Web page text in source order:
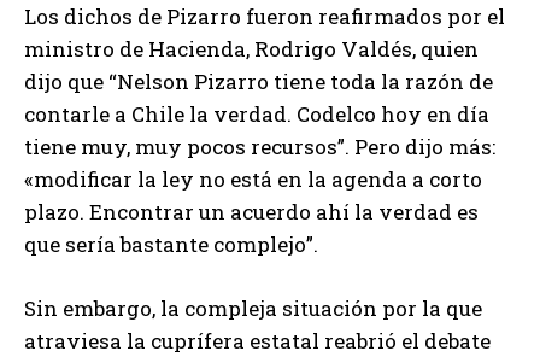
Los dichos de Pizarro fueron reafirmados por el
ministro de Hacienda, Rodrigo Valdés, quien
dijo que “Nelson Pizarro tiene toda la razón de
contarle a Chile la verdad. Codelco hoy en día
tiene muy, muy pocos recursos”. Pero dijo más:
«modificar la ley no está en la agenda a corto
plazo. Encontrar un acuerdo ahí la verdad es
que sería bastante complejo”.
Sin embargo, la compleja situación por la que
atraviesa la cuprífera estatal reabrió el debate